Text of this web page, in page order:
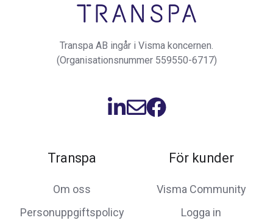
Transpa AB ingår i Visma koncernen.
(Organisationsnummer 559550-6717)
Transpa
Om oss
Personuppgiftspolicy
För kunder
Visma Community
Logga in